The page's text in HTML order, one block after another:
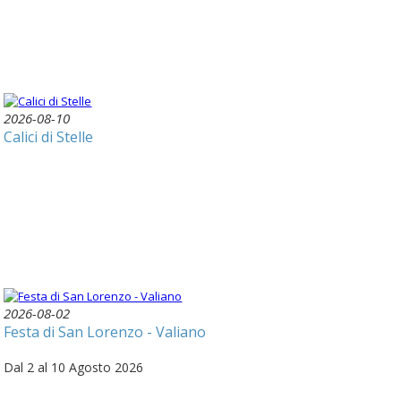
2026-08-10
Calici di Stelle
2026-08-02
Festa di San Lorenzo - Valiano
Dal 2 al 10 Agosto 2026